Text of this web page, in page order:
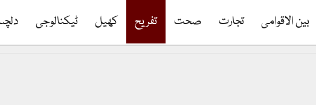
بین الاقوامی تجارت صحت تفریح کھیل ٹیکنالوجی